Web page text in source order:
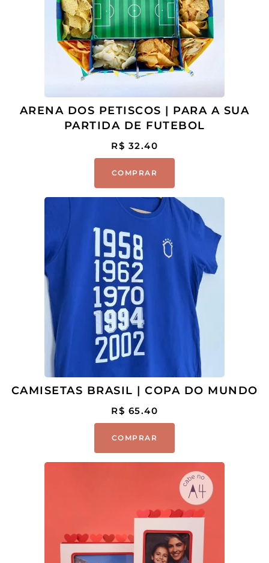
ARENA DOS PETISCOS | PARA A SUA
PARTIDA DE FUTEBOL
R$ 32.40
COMPRAR
CAMISETAS BRASIL | COPA DO MUNDO
R$ 65.40
COMPRAR